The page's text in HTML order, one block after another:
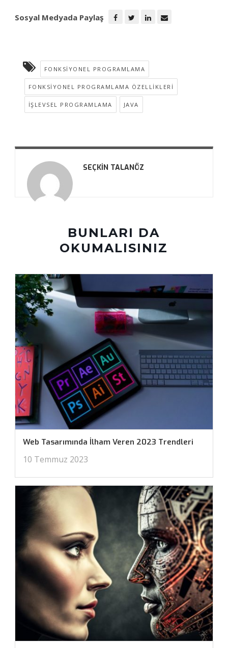
Sosyal Medyada Paylaş
FONKSIYONEL PROGRAMLAMA
FONKSIYONEL PROGRAMLAMA ÖZELLIKLERI
İŞLEVSEL PROGRAMLAMA JAVA
SEÇKIN TALANÖZ
BUNLARI DA
OKUMALISINIZ
Web Tasarımında İlham Veren 2023 Trendleri
10 Temmuz 2023